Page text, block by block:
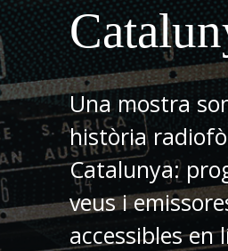
Una mostra
història
Catalunya:
veus i
accessibles en